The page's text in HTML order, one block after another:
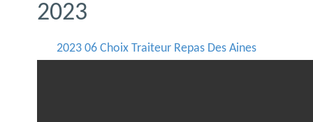
2023
2023 06 Choix Traiteur Repas Des Aines